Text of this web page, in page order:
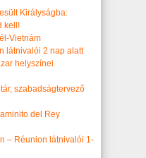
Királyságba:
kell!
Vietnám
látnivalói 2 nap alatt
helyszínei
szabadságtervező
del Rey
– Réunion látnivalói 1-